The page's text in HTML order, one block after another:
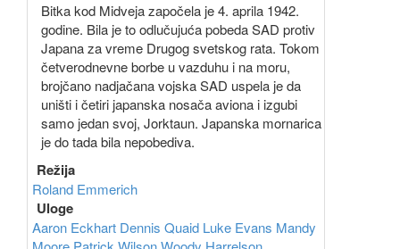
Bitka kod Midveja započela je 4. aprila 1942.
godine. Bila je to odlučujuća pobeda SAD protiv
Japana za vreme Drugog svetskog rata. Tokom
četverodnevne borbe u vazduhu i na moru,
brojčano nadjačana vojska SAD uspela je da
uništi i četiri japanska nosača aviona i izgubi
samo jedan svoj, Jorktaun. Japanska mornarica
je do tada bila nepobediva.
Režija
Roland Emmerich
Uloge
Aaron Eckhart Dennis Quaid Luke Evans Mandy